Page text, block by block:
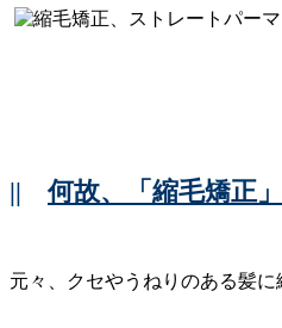
||何故、「縮毛矯正
元々、クセやうねりのある髪